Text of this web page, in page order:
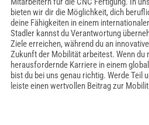
bieten wir dir die Möglichkeit, dich
deine Fähigkeiten in einem
Stadler kannst du Verantwortung
Ziele erreichen, während du an
Zukunft der Mobilität arbeitest. Wenn du
herausfordernde Karriere in einem
bist du bei uns genau richtig. Werde Teil
leiste einen wertvollen Beitrag zur